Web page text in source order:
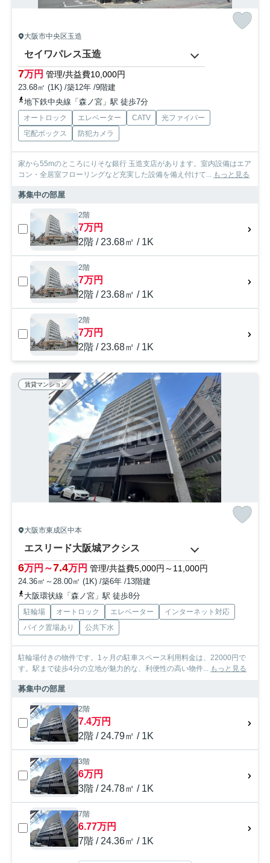
大阪市中央区玉造
セイワパレス玉造
7万円 管理/共益費10,000円
23.68㎡ (1K) /築12年 /9階建
地下鉄中央線「森ノ宮」駅 徒歩7分
オートロック エレベーター CATV
光ファイバー
宅配ボックス
防犯カメラ
家から55mのところにりそな銀行 玉造支店があります。室内設備はエア
コン・全居室フローリングなど充実した設備を備え付けて... もっと見る
募集中の部屋
2階
7万円
2階 / 23.68㎡ / 1K
2階
7万円
2階 / 23.68㎡ / 1K
2階
7万円
2階 / 23.68㎡ / 1K
賃貸マンション
大阪市東成区中本
エスリード大阪城アクシス
6万円～7.4万円 管理/共益費5,000円～11,000円
24.36㎡～28.00㎡ (1K) /築6年 /13階建
大阪環状線「森ノ宮」駅 徒歩8分
駐輪場 オートロック エレベーター
インターネット対応
バイク置場あり
公共下水
駐輪場付きの物件です。1ヶ月の駐車スペース利用料金は、22000円で
す。駅まで徒歩4分の立地が魅力的な、利便性の高い物件... もっと見る
募集中の部屋
2階
7.4万円
2階 / 24.79㎡ / 1K
3階
6万円
3階 / 24.78㎡ / 1K
7階
6.77万円
7階 / 24.36㎡ / 1K